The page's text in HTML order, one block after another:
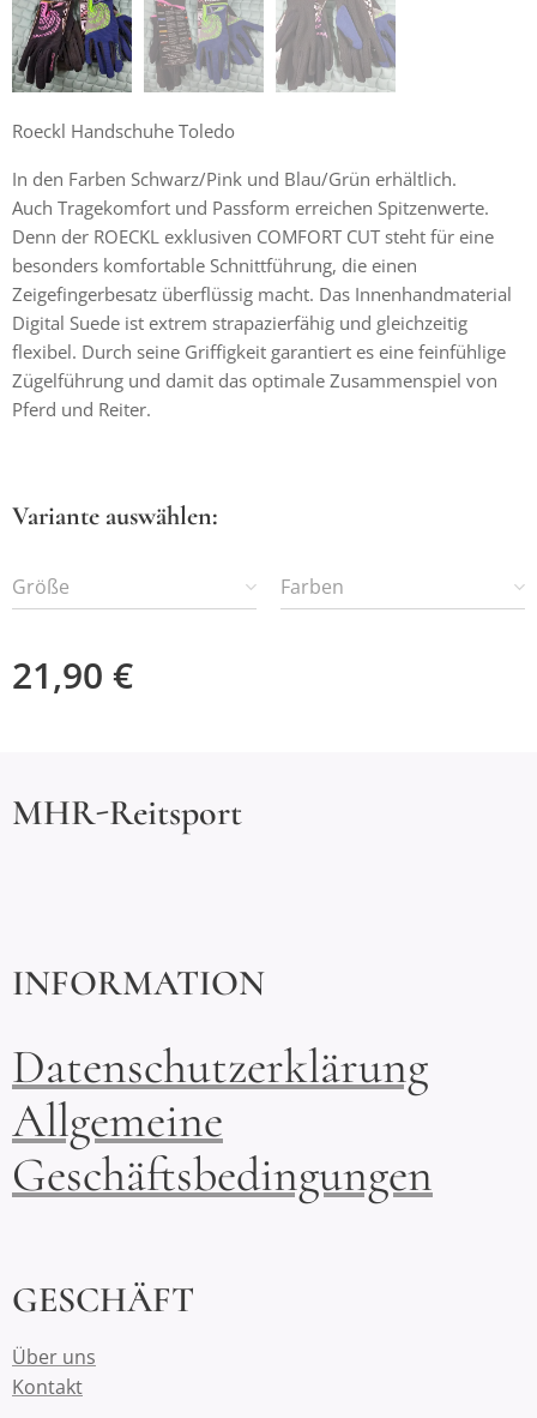
Roeckl Handschuhe Toledo
In den Farben Schwarz/Pink und Blau/Grün erhältlich.
Auch Tragekomfort und Passform erreichen Spitzenwerte.
Denn der ROECKL exklusiven COMFORT CUT steht für eine
besonders komfortable Schnittführung, die einen
Zeigefingerbesatz überflüssig macht. Das Innenhandmaterial
Digital Suede ist extrem strapazierfähig und gleichzeitig
flexibel. Durch seine Griffigkeit garantiert es eine feinfühlige
Zügelführung und damit das optimale Zusammenspiel von
Pferd und Reiter.
Variante auswählen:
Größe Farben
21,90 €
MHR-Reitsport
INFORMATION
Datenschutzerklärung
Allgemeine
Geschäftsbedingungen
GESCHÄFT
Über uns
Kontakt